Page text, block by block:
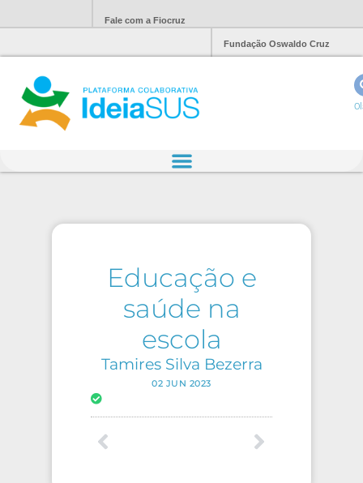
Fale com a Fiocruz
Fundação Oswaldo Cruz
Educação e
saúde na
escola
Tamires Silva Bezerra
02 JUN 2023